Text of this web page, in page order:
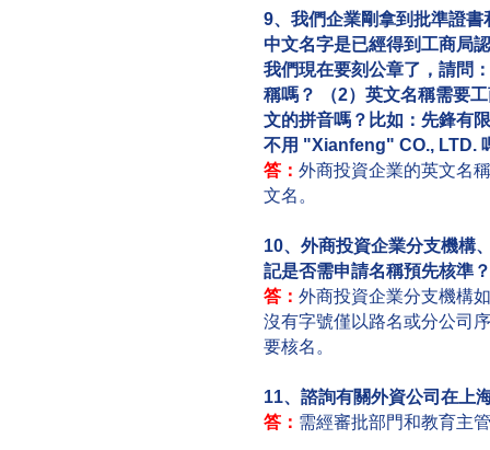
9、我們企業剛拿到批準證
中文名字是已經得到工商局
我們現在要刻公章了，請問
稱嗎？ （2）英文名稱需要
文的拼音嗎？比如：先鋒有
不用 "Xianfeng" CO., LTD.
答： 外商投資企業的英文名
文名。
10、外商投資企業分支機構
記是否需申請名稱預先核準？
答： 外商投資企業分支機構
沒有字號僅以路名或分公司
要核名。
11、諮詢有關外資公司在上
答： 需經審批部門和教育主